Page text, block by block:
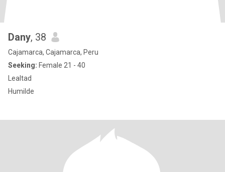
Dany, 38
Cajamarca, Cajamarca, Peru
Seeking: Female 21 - 40
Lealtad
Humilde